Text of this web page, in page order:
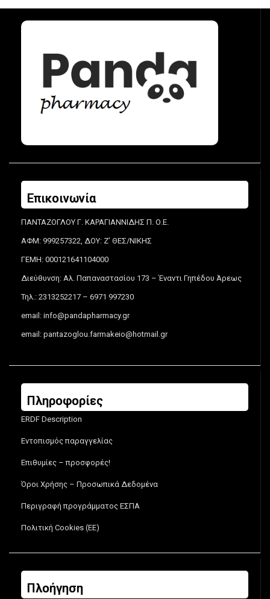
Επικοινωνία
ΠΑΝΤΑΖΟΓΛΟΥ Γ. ΚΑΡΑΓΙΑΝΝΙΔΗΣ Π. Ο.Ε.
ΑΦΜ: 999257322, ΔΟΥ: Ζ’ ΘΕΣ/ΝΙΚΗΣ
ΓΕΜΗ: 000121641104000
Διεύθυνση: Αλ. Παπαναστασίου 173 – Έναντι Γηπέδου Άρεως
Τηλ.: 2313252217 – 6971 997230
email: info@pandapharmacy.gr
email: pantazoglou.farmakeio@hotmail.gr
Πληροφορίες
ERDF Description
Εντοπισμός παραγγελίας
Επιθυμίες – προσφορές!
Όροι Χρήσης – Προσωπικά Δεδομένα
Περιγραφή προγράμματος ΕΣΠΑ
Πολιτική Cookies (ΕΕ)
Πλοήγηση